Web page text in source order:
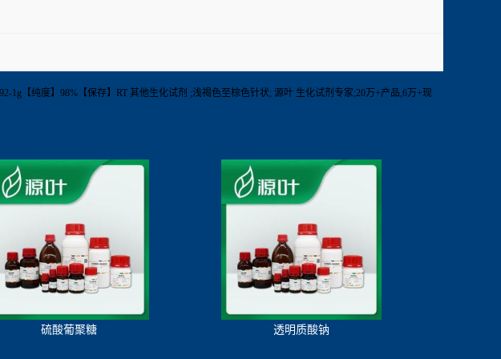
1g【纯度】98%【保存】RT 其他生化试剂 ;浅褐色至棕色针状; 源叶 生化试剂专家;20万+产品,6万+现
硫酸葡聚糖 透明质酸钠